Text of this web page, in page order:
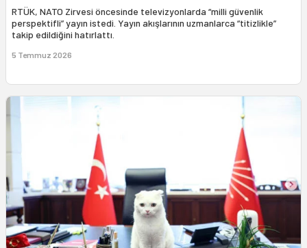
RTÜK, NATO Zirvesi öncesinde televizyonlarda “milli güvenlik
perspektifli” yayın istedi. Yayın akışlarının uzmanlarca “titizlikle”
takip edildiğini hatırlattı.
5 Temmuz 2026